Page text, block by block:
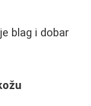
blag i dobar